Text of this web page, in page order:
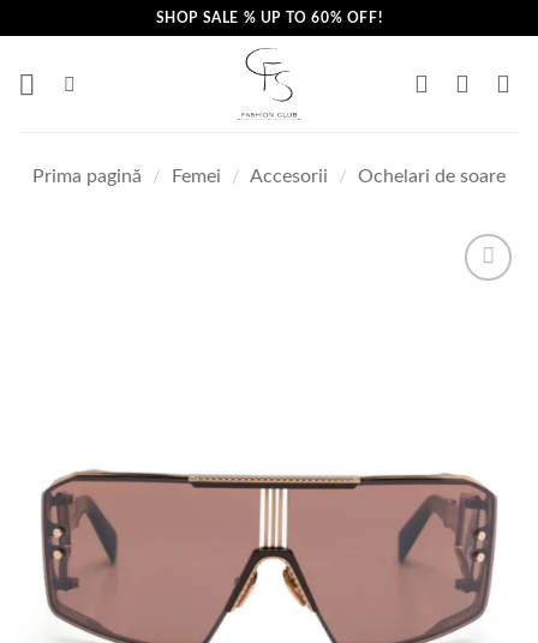
content
SHOP SALE % UP TO 60% OFF!
Prima pagină / Femei / Accesorii / Ochelari de soare